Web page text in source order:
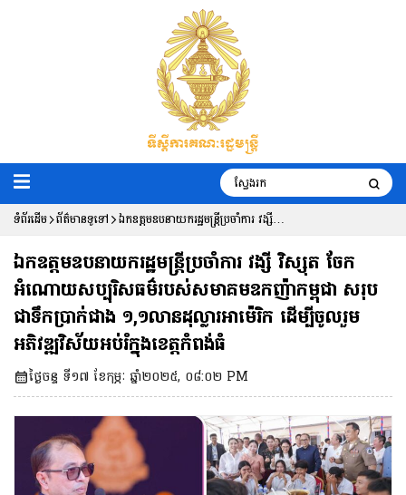
ទំព័រដើម ព័ត៌មានទូទៅ ឯកឧត្តមឧបនាយករដ្ឋមន្ត្រីប្រចាំការ វង្សី
វិស្សុត ចែកអំណោយសប្បុរិសធម៌របស់
សមាគមឧកញ៉ាកម្ពុជា សរុបជាទឹកប្រាក់ជាង
១,១លានដុល្លារអាម៉េរិក ដើម្បីចូលរួមអភិវឌ្ឍ
វិស័យអប់រំក្នុងខេត្តកំពង់ធំ
ឯកឧត្តមឧបនាយករដ្ឋមន្ត្រីប្រចាំការ វង្សី វិស្សុត ចែក
អំណោយសប្បុរិសធម៌របស់សមាគមឧកញ៉ាកម្ពុជា សរុប
ជាទឹកប្រាក់ជាង ១,១លានដុល្លារអាម៉េរិក ដើម្បីចូលរួម
អភិវឌ្ឍវិស័យអប់រំក្នុងខេត្តកំពង់ធំ
ថ្ងៃចន្ទ ទី១៧ ខែកុម្ភៈ ឆ្នាំ២០២៥, ០៨:០២ PM